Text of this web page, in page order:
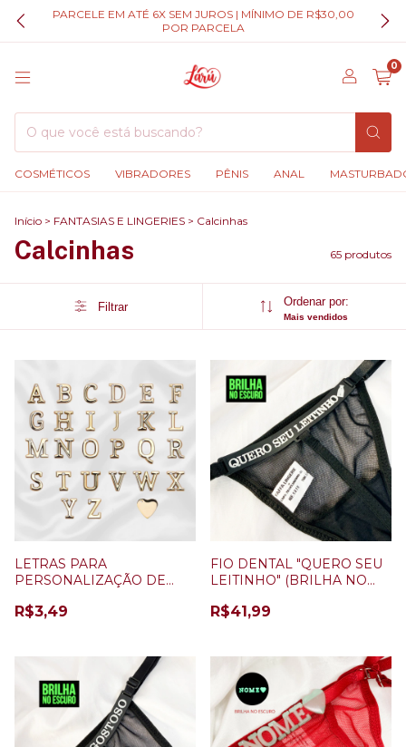
PARCELE EM ATÉ 6X SEM JUROS | MÍNIMO DE R$30,00
POR PARCELA
0
COSMÉTICOS VIBRADORES PÊNIS ANAL
Início > FANTASIAS E LINGERIES > Calcinhas
Calcinhas 65 produtos
Filtrar Ordenar por:
Mais vendidos
LETRAS PARA
PERSONALIZAÇÃO DE
R$3,49
FIO DENTAL "QUERO SEU
LEITINHO" (BRILHA NO
R$41,99